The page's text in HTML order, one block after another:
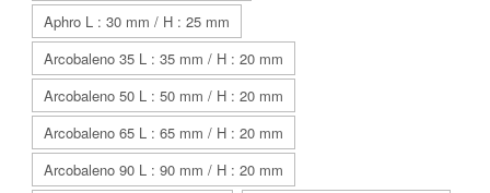
Aphro L : 30 mm / H : 25 mm
Arcobaleno 35 L : 35 mm / H : 20 mm
Arcobaleno 50 L : 50 mm / H : 20 mm
Arcobaleno 65 L : 65 mm / H : 20 mm
Arcobaleno 90 L : 90 mm / H : 20 mm